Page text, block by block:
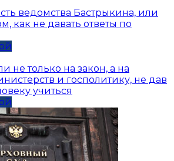
ведомства Бастрыкина, или
как не давать ответы по
не только на закон, а на
и госполитику, не дав
учиться